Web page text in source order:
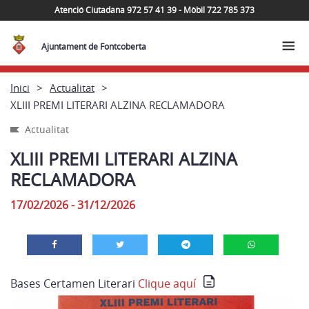
Atenció Ciutadana 972 57 41 39 - Mòbil 722 785 373
Ajuntament de Fontcoberta
Inici
Actualitat
XLIII PREMI LITERARI ALZINA RECLAMADORA
Actualitat
XLIII PREMI LITERARI ALZINA
RECLAMADORA
17/02/2026 - 31/12/2026
Bases Certamen Literari Clique aquí